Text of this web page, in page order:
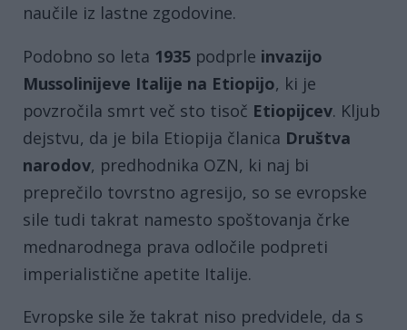
naučile iz lastne zgodovine.
Podobno so leta 1935 podprle invazijo
Mussolinijeve Italije na Etiopijo, ki je
povzročila smrt več sto tisoč Etiopijcev. Kljub
dejstvu, da je bila Etiopija članica Društva
narodov, predhodnika OZN, ki naj bi
preprečilo tovrstno agresijo, so se evropske
sile tudi takrat namesto spoštovanja črke
mednarodnega prava odločile podpreti
imperialistične apetite Italije.
Evropske sile že takrat niso predvidele, da s